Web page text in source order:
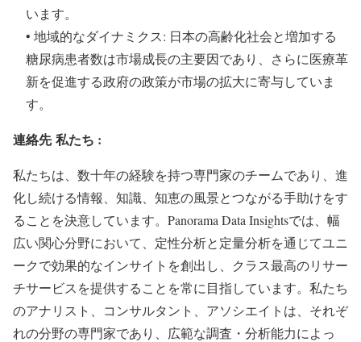
います。
• 地域的なダイナミクス: 日本の高齢化社会と増加する
糖尿病患者数は市場成長の主要因であり、さらに医療革
新を促進する政府の政策が市場の拡大に寄与していま
す。
連絡先私たち :
私たちは、数十年の経験を持つ専門家のチームであり、進
化し続ける情報、知識、知恵の風景とつながる手助けをす
ることを決意しています。Panorama Data Insightsでは、幅
広い関心分野において、定性分析と定量分析を通じてユニ
ークで効果的なインサイトを創出し、クラス最高のリサー
チサービスを提供することを常に目指しています。私たち
のアナリスト、コンサルタント、アソシエイトは、それぞ
れの分野の専門家であり、広範な調査・分析能力によっ